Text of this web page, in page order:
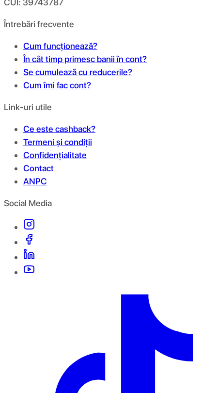
CUI: 39743787
Întrebări frecvente
Cum funcționează?
În cât timp primesc banii în cont?
Se cumulează cu reducerile?
Cum îmi fac cont?
Link-uri utile
Ce este cashback?
Termeni și condiții
Confidențialitate
Contact
ANPC
Social Media